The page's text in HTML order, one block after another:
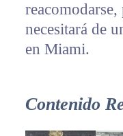
necesitará de
en Miami.
Contenido